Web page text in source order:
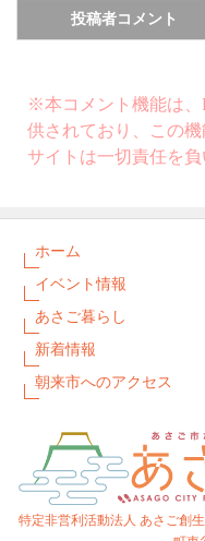
投稿者コメント
※本コメント機能は、
供されており、この
サイトは一切責任を負
ホーム
イベント情報
あさご暮らし
新着情報
朝来市へのアクセス
特定非営利活動法人 あさご創